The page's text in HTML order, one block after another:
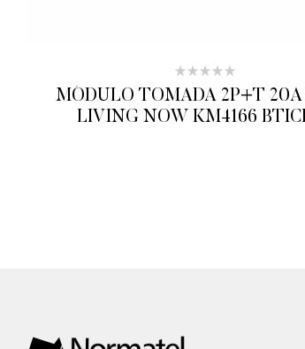
MÓDULO TOMADA 2P+T 20A
LIVING NOW KM4166